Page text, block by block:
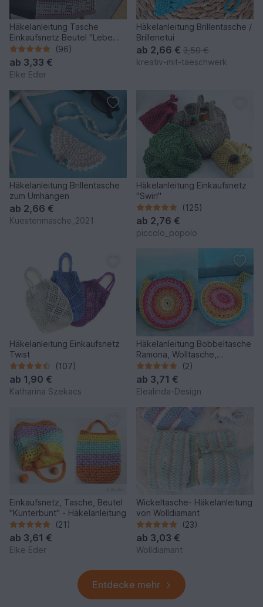
Häkelanleitung Tasche
Einkaufsnetz Beutel "Lebe
Liebe Lache" PDF
(96)
ab 3,33 €
Elke Eder
Häkelanleitung Brillentasche /
Brillenetui
ab 2,66 € 3,50 €
kreativ-mit-taeschwerk
Häkelanleitung Brillentasche
zum Umhängen
ab 2,66 €
Kuestenmasche_2021
Häkelanleitung Einkaufsnetz
"Swirl"
(125)
ab 2,76 €
piccolo_popolo
Häkelanleitung Einkaufsnetz
Twist
(107)
ab 1,90 €
Katharina Szekacs
Häkelanleitung Bobbeltasche
Ramona, Wolltasche,
Handgelenktasche, PDF
(2)
ab 3,71 €
Elealinda-Design
Einkaufsnetz, Tasche, Beutel
"Kunterbunt" - Häkelanleitung
(21)
ab 3,61 €
Elke Eder
Wickeltasche- Häkelanleitung
von Wolldiamant
(23)
ab 3,03 €
Wolldiamant
Entdecke mehr